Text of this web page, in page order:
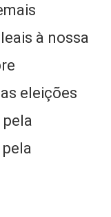
à nossa
eleições